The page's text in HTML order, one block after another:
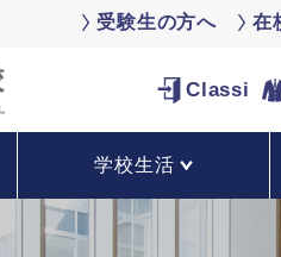
受験生の方へ 在
Classi
学校生活